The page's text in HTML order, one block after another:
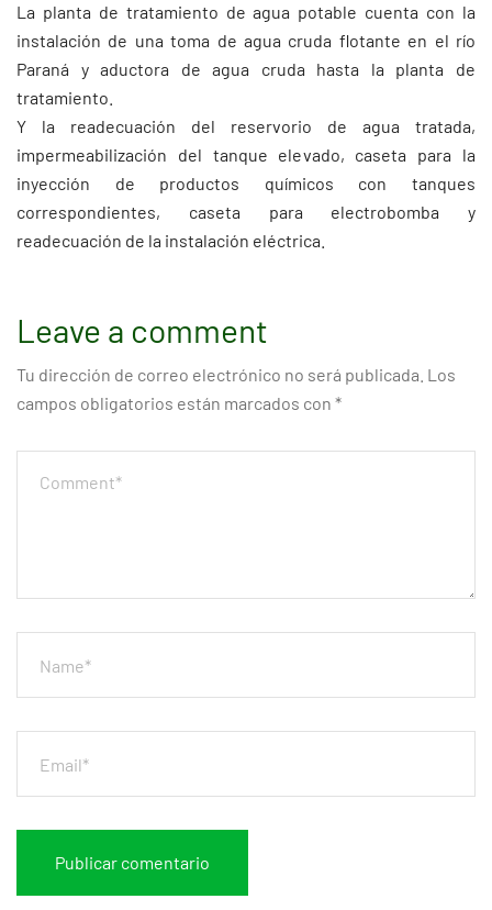
La planta de tratamiento de agua potable cuenta con la
instalación de una toma de agua cruda flotante en el río
Paraná y aductora de agua cruda hasta la planta de
tratamiento.
Y la readecuación del reservorio de agua tratada,
impermeabilización del tanque elevado, caseta para la
inyección de productos químicos con tanques
correspondientes, caseta para electrobomba y
readecuación de la instalación eléctrica.
Leave a comment
Tu dirección de correo electrónico no será publicada. Los
campos obligatorios están marcados con *